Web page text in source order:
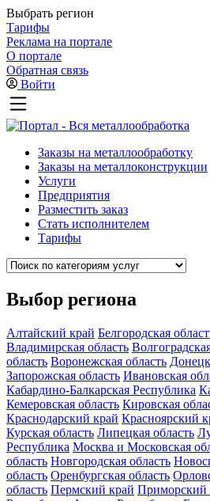
Выбрать регион
Тарифы
Реклама на портале
О портале
Обратная связь
Войти
Заказы на металлообработку
Заказы на металлоконструкции
Услуги
Предприятия
Разместить заказ
Стать исполнителем
Тарифы
Выбор региона
Алтайский край Белгородская
Владимирская область
область Воронежская область
Запорожская область Ивановская
Кабардино-Балкарская Республика
Кемеровская область Кировская
Краснодарский край Красноярский
Курская область Липецкая область
Республика Москва и Московская
область Новгородская область
область Оренбургская область
область Пермский край Приморский